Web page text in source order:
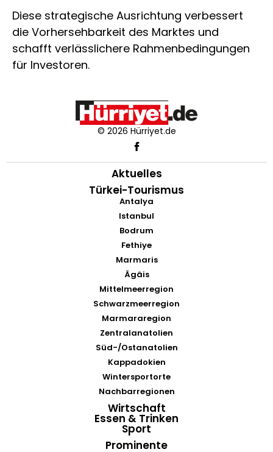
Diese strategische Ausrichtung verbessert
die Vorhersehbarkeit des Marktes und
schafft verlässlichere Rahmenbedingungen
für Investoren.
© 2026 Hürriyet.de
Aktuelles
Türkei-Tourismus
Antalya
Istanbul
Bodrum
Fethiye
Marmaris
Ägäis
Mittelmeerregion
Schwarzmeerregion
Marmararegion
Zentralanatolien
Süd-/Ostanatolien
Kappadokien
Wintersportorte
Nachbarregionen
Wirtschaft
Essen & Trinken
Sport
Prominente